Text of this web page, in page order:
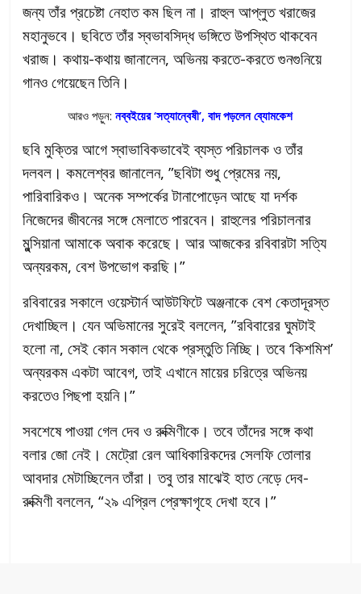
জন্য তাঁর প্রচেষ্টা নেহাত কম ছিল না। রাহুল আপ্লুত খরাজের
মহানুভবে। ছবিতে তাঁর স্বভাবসিদ্ধ ভঙ্গিতে উপস্থিত থাকবেন
খরাজ। কথায়-কথায় জানালেন, অভিনয় করতে-করতে গুনগুনিয়ে
গানও গেয়েছেন তিনি।
আরও পড়ুন:নব্বইয়ের ‘সত্যান্বেষী’, বাদ পড়লেন ব্যোমকেশ
ছবি মুক্তির আগে স্বাভাবিকভাবেই ব্যস্ত পরিচালক ও তাঁর
দলবল। কমলেশ্বর জানালেন, ”ছবিটা শুধু প্রেমের নয়,
পারিবারিকও। অনেক সম্পর্কের টানাপোড়েন আছে যা দর্শক
নিজেদের জীবনের সঙ্গে মেলাতে পারবেন। রাহুলের পরিচালনার
মুন্সিয়ানা আমাকে অবাক করেছে। আর আজকের রবিবারটা সত্যি
অন্যরকম, বেশ উপভোগ করছি।”
রবিবারের সকালে ওয়েস্টার্ন আউটফিটে অঞ্জনাকে বেশ কেতাদূরস্ত
দেখাচ্ছিল। যেন অভিমানের সুরেই বললেন, ”রবিবারের ঘুমটাই
হলো না, সেই কোন সকাল থেকে প্রস্তুতি নিচ্ছি। তবে ‘কিশমিশ’
অন্যরকম একটা আবেগ, তাই এখানে মায়ের চরিত্রে অভিনয়
করতেও পিছপা হয়নি।”
সবশেষে পাওয়া গেল দেব ও রুক্মিণীকে। তবে তাঁদের সঙ্গে কথা
বলার জো নেই। মেট্রো রেল আধিকারিকদের সেলফি তোলার
আবদার মেটাচ্ছিলেন তাঁরা। তবু তার মাঝেই হাত নেড়ে দেব-
রুক্মিণী বললেন, “২৯ এপ্রিল প্রেক্ষাগৃহে দেখা হবে।”